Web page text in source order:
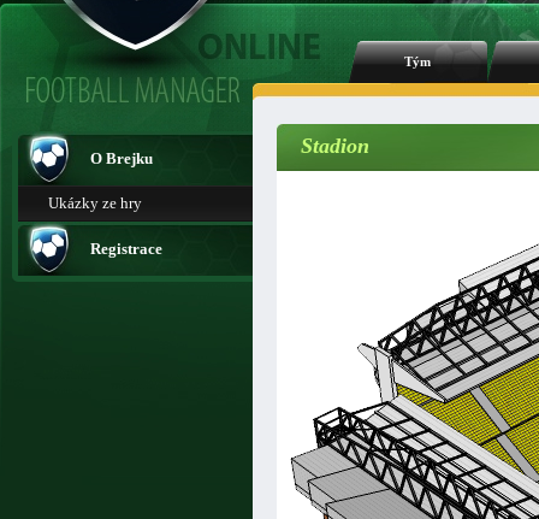
Tým
O Brejku
Ukázky ze hry
Registrace
Stadion